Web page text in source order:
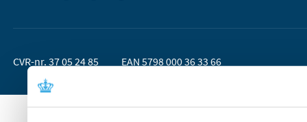
CVR-nr. 37 05 24 85 EAN 5798 000 36 33 66